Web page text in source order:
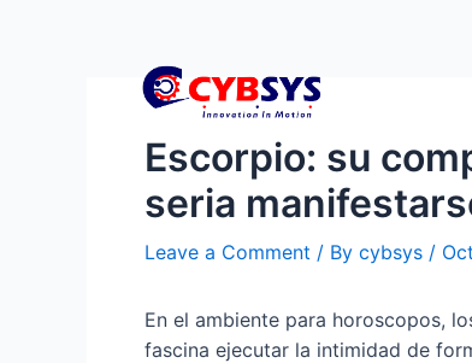
Escorpio: su
seri­a
Leave a Comment / By cybsys /
En el ambiente para horoscopos,
fascina ejecutar la intimidad de